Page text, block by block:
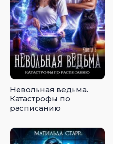
Невольная ведьма.
Катастрофы по
расписанию